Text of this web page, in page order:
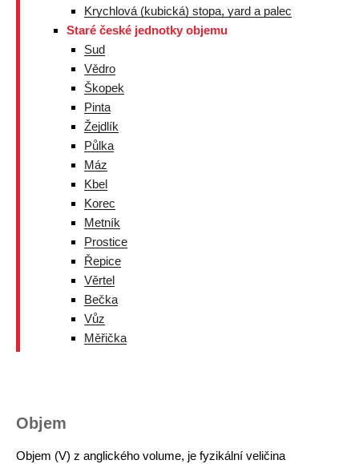
Krychlová (kubická) stopa, yard a palec
Staré české jednotky objemu
Sud
Vědro
Škopek
Pinta
Žejdlík
Půlka
Máz
Kbel
Korec
Metník
Prostice
Řepice
Věrtel
Bečka
Vůz
Měřička
Objem
Objem (V) z anglického volume, je fyzikální veličina